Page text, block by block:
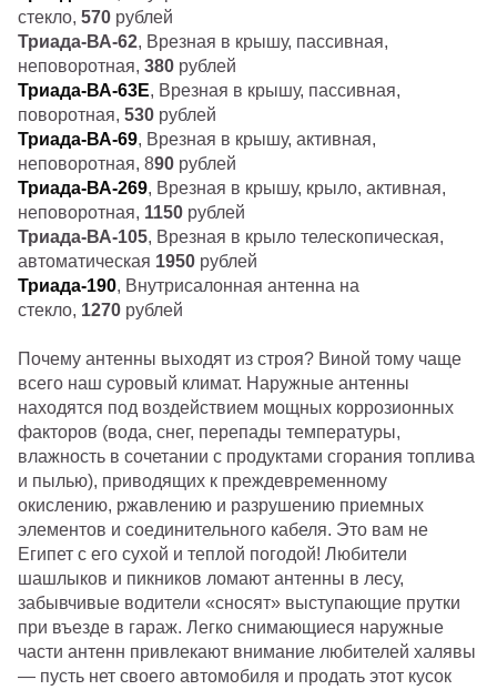
стекло, 570 рублей
Триада-ВА-62, Врезная в крышу, пассивная,
неповоротная, 380 рублей
Триада-ВА-63Е, Врезная в крышу, пассивная,
поворотная, 530 рублей
Триада-ВА-69, Врезная в крышу, активная,
неповоротная, 890 рублей
Триада-ВА-269, Врезная в крышу, крыло, активная,
неповоротная, 1150 рублей
Триада-ВА-105, Врезная в крыло телескопическая,
автоматическая 1950 рублей
Триада-190, Внутрисалонная антенна на
стекло, 1270 рублей
Почему антенны выходят из строя? Виной тому чаще
всего наш суровый климат. Наружные антенны
находятся под воздействием мощных коррозионных
факторов (вода, снег, перепады температуры,
влажность в сочетании с продуктами сгорания топлива
и пылью), приводящих к преждевременному
окислению, ржавлению и разрушению приемных
элементов и соединительного кабеля. Это вам не
Египет с его сухой и теплой погодой! Любители
шашлыков и пикников ломают антенны в лесу,
забывчивые водители «сносят» выступающие прутки
при въезде в гараж. Легко снимающиеся наружные
части антенн привлекают внимание любителей халявы
— пусть нет своего автомобиля и продать этот кусок